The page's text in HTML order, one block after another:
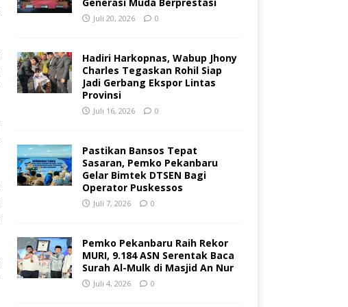
Juli 20, 2026 0
Hadiri Harkopnas, Wabup Jhony
Charles Tegaskan Rohil Siap
Jadi Gerbang Ekspor Lintas
Provinsi
Juli 16, 2026 0
Pastikan Bansos Tepat
Sasaran, Pemko Pekanbaru
Gelar Bimtek DTSEN Bagi
Operator Puskessos
Juli 7, 2026 0
Pemko Pekanbaru Raih Rekor
MURI, 9.184 ASN Serentak Baca
Surah Al-Mulk di Masjid An Nur
Juli 4, 2026 0